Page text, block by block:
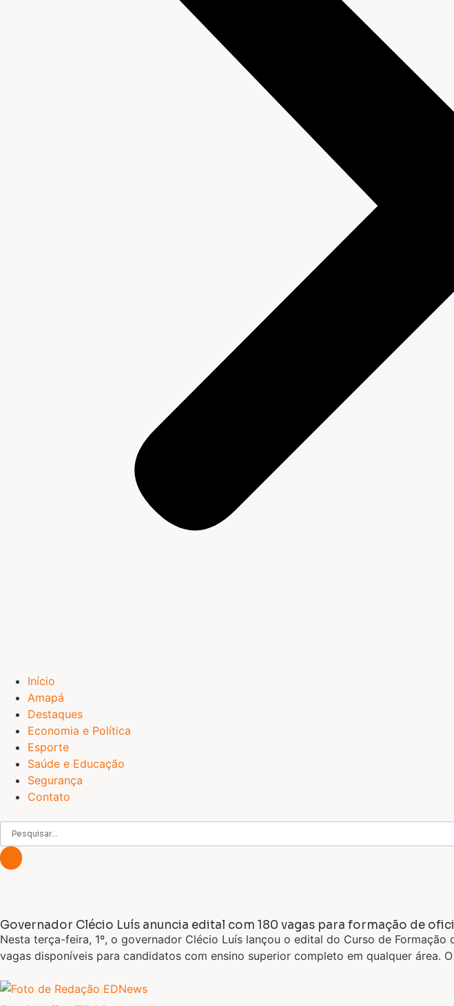
Início
Amapá
Destaques
Economia e Política
Esporte
Saúde e Educação
Segurança
Contato
Governador Clécio Luís anuncia edital com 180 vagas para formação de
Nesta terça-feira, 1º, o governador Clécio Luís lançou o edital do Curso de
vagas disponíveis para candidatos com ensino superior completo em qualquer área.